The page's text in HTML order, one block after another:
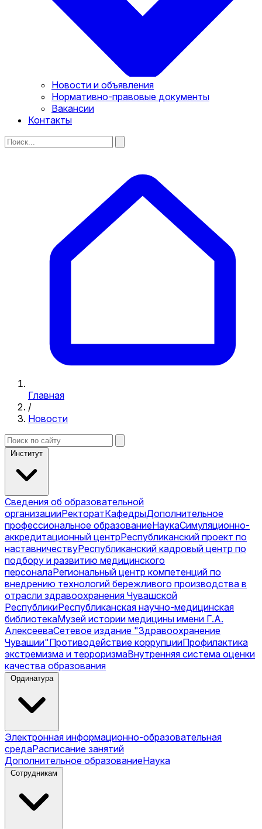
Новости и объявления
Нормативно-правовые документы
Вакансии
Контакты
Главная
/
Новости
Институт
Сведения об образовательной
организацииРекторатКафедрыДополнительное
профессиональное образованиеНаукаСимуляционно-
аккредитационный центрРеспубликанский проект по
наставничествуРеспубликанский кадровый центр по
подбору и развитию медицинского
персоналаРегиональный центр компетенций по
внедрению технологий бережливого производства в
отрасли здравоохранения Чувашской
РеспубликиРеспубликанская научно-медицинская
библиотекаМузей истории медицины имени Г.А.
АлексееваСетевое издание "Здравоохранение
Чувашии"Противодействие коррупцииПрофилактика
экстремизма и терроризмаВнутренняя система оценки
качества образования
Ординатура
Электронная информационно-образовательная
средаРасписание занятий
Дополнительное образованиеНаука
Сотрудникам